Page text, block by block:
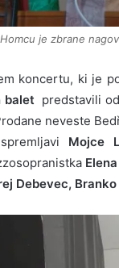
je zbrane
koncertu, ki je
balet predstavili
neveste
Mojce
Debevec,